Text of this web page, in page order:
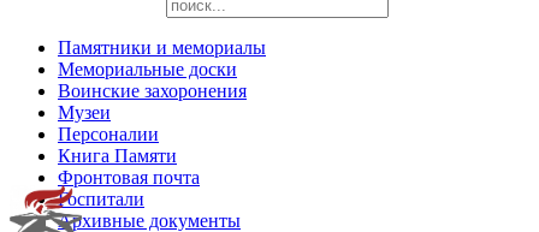
Памятники и мемориалы
Мемориальные доски
Воинские захоронения
Музеи
Персоналии
Книга Памяти
Фронтовая почта
Госпитали
Архивные документы